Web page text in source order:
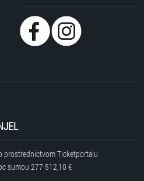
prostredníctvom Ticketportalu
sumou 277 512,10 €